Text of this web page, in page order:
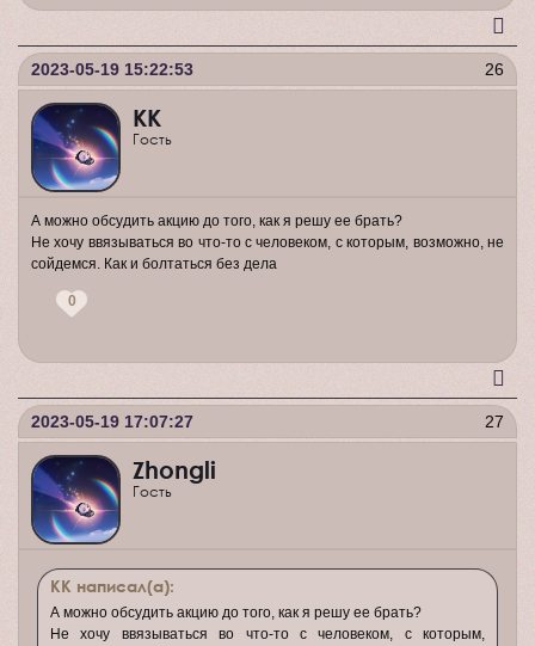
26
2023-05-19 15:22:53
КК
Гость
А можно обсудить акцию до того, как я решу ее брать?
Не хочу ввязываться во что-то с человеком, с которым, возможно, не
сойдемся. Как и болтаться без дела
0
27
2023-05-19 17:07:27
Zhongli
Гость
КК написал(а):
А можно обсудить акцию до того, как я решу ее брать?
Не хочу ввязываться во что-то с человеком, с которым,